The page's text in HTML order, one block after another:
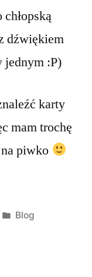
dźwiękiem
jednym :P)
karty
mam trochę
piwko
Posted
Blog